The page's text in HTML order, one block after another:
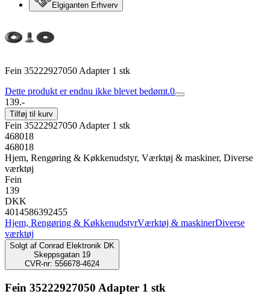
Elgiganten Erhverv
Fein 35222927050 Adapter 1 stk
Dette produkt er endnu ikke blevet bedømt.0
139.-
Tilføj til kurv
Fein 35222927050 Adapter 1 stk
468018
468018
Hjem, Rengøring & Køkkenudstyr, Værktøj & maskiner, Diverse
værktøj
Fein
139
DKK
4014586392455
Hjem, Rengøring & KøkkenudstyrVærktøj & maskinerDiverse
værktøj
Solgt af Conrad Elektronik DK
Skeppsgatan 19
CVR-nr: 556678-4624
Fein 35222927050 Adapter 1 stk